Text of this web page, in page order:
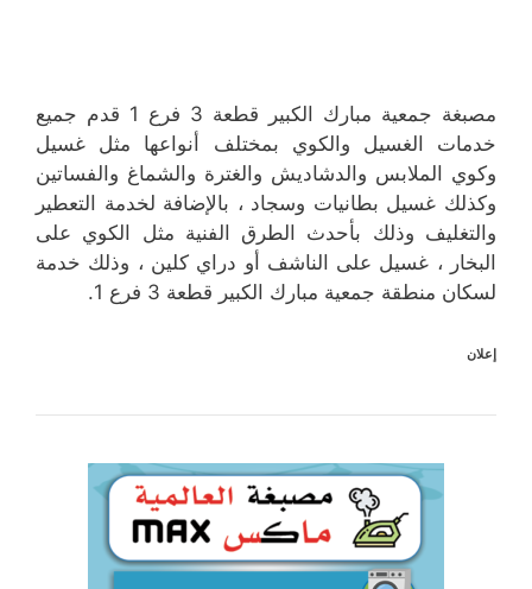
مصبغة جمعية مبارك الكبير قطعة 3 فرع 1 قدم جميع
خدمات الغسيل والكوي بمختلف أنواعها مثل غسيل
وكوي الملابس والدشاديش والغترة والشماغ والفساتين
وكذلك غسيل بطانيات وسجاد ، بالإضافة لخدمة التعطير
والتغليف وذلك بأحدث الطرق الفنية مثل الكوي على
البخار ، غسيل على الناشف أو دراي كلين ، وذلك خدمة
لسكان منطقة جمعية مبارك الكبير قطعة 3 فرع 1.
إعلان